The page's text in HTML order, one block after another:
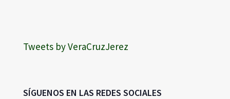
Tweets by VeraCruzJerez
SÍGUENOS EN LAS REDES SOCIALES